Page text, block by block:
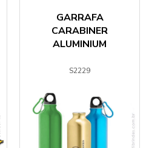
GARRAFA
CARABINER
ALUMINIUM
S2229